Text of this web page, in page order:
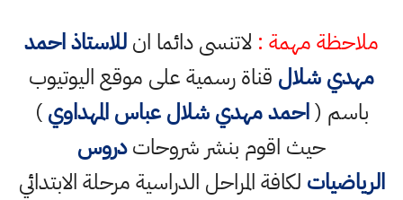
ملاحظة مهمة : لاتنسى دائما انللاستاذ احمد
مهدي شلال قناة رسمية على موقع اليوتيوب
باسم (احمد مهدي شلال عباس المهداوي)
حيث اقوم بنشر شروحاتدروس
الرياضيات لكافة المراحل الدراسية مرحلة الابتدائي